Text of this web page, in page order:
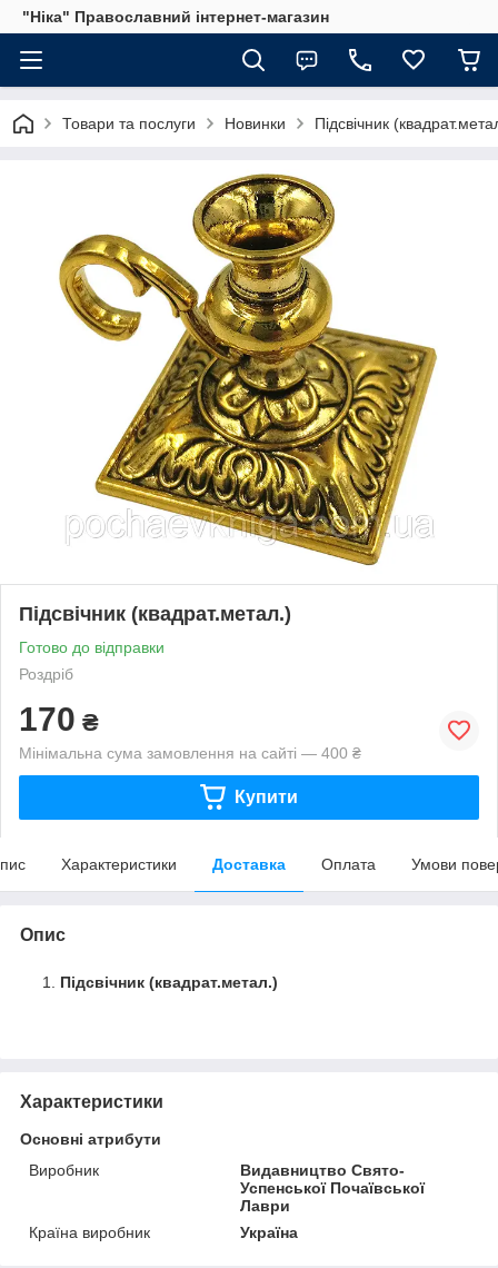
"Ніка" Православний інтернет-магазин
Товари та послуги Новинки Підсвічник
Підсвічник (квадрат.метал.)
Готово до відправки
Роздріб
170 ₴
Мінімальна сума замовлення на сайті — 400 ₴
Купити
Характеристики Доставка Оплата Умови
Опис
Підсвічник (квадрат.метал.)
Характеристики
Основні атрибути
Виробник
Видавництво Свято-
Успенської Почаївської
Лаври
Країна виробник
Україна